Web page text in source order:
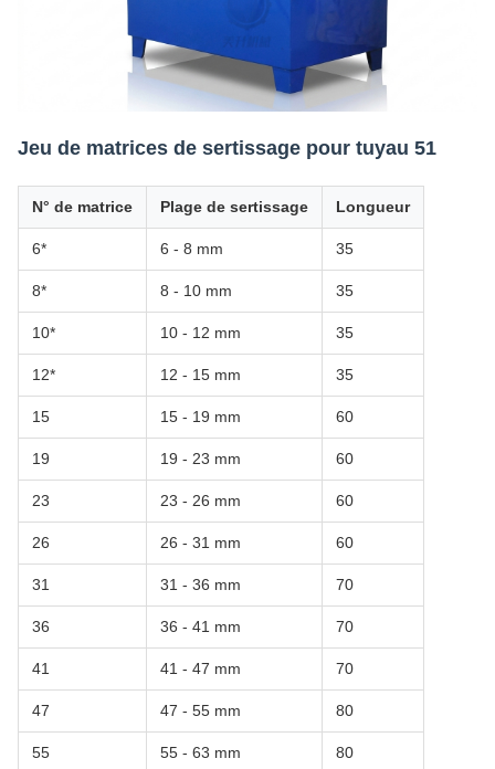
Jeu de matrices de sertissage pour tuyau 51
N° de matrice Plage de sertissage Longueur
6* 6 - 8 mm 35
8* 8 - 10 mm 35
10* 10 - 12 mm 35
12* 12 - 15 mm 35
15 15 - 19 mm 60
19 19 - 23 mm 60
23 23 - 26 mm 60
26 26 - 31 mm 60
31 31 - 36 mm 70
36 36 - 41 mm 70
41 41 - 47 mm 70
47 47 - 55 mm 80
55 55 - 63 mm 80